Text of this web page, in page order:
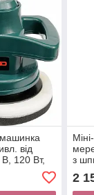
від
120 Вт,
2 ручки
з
2